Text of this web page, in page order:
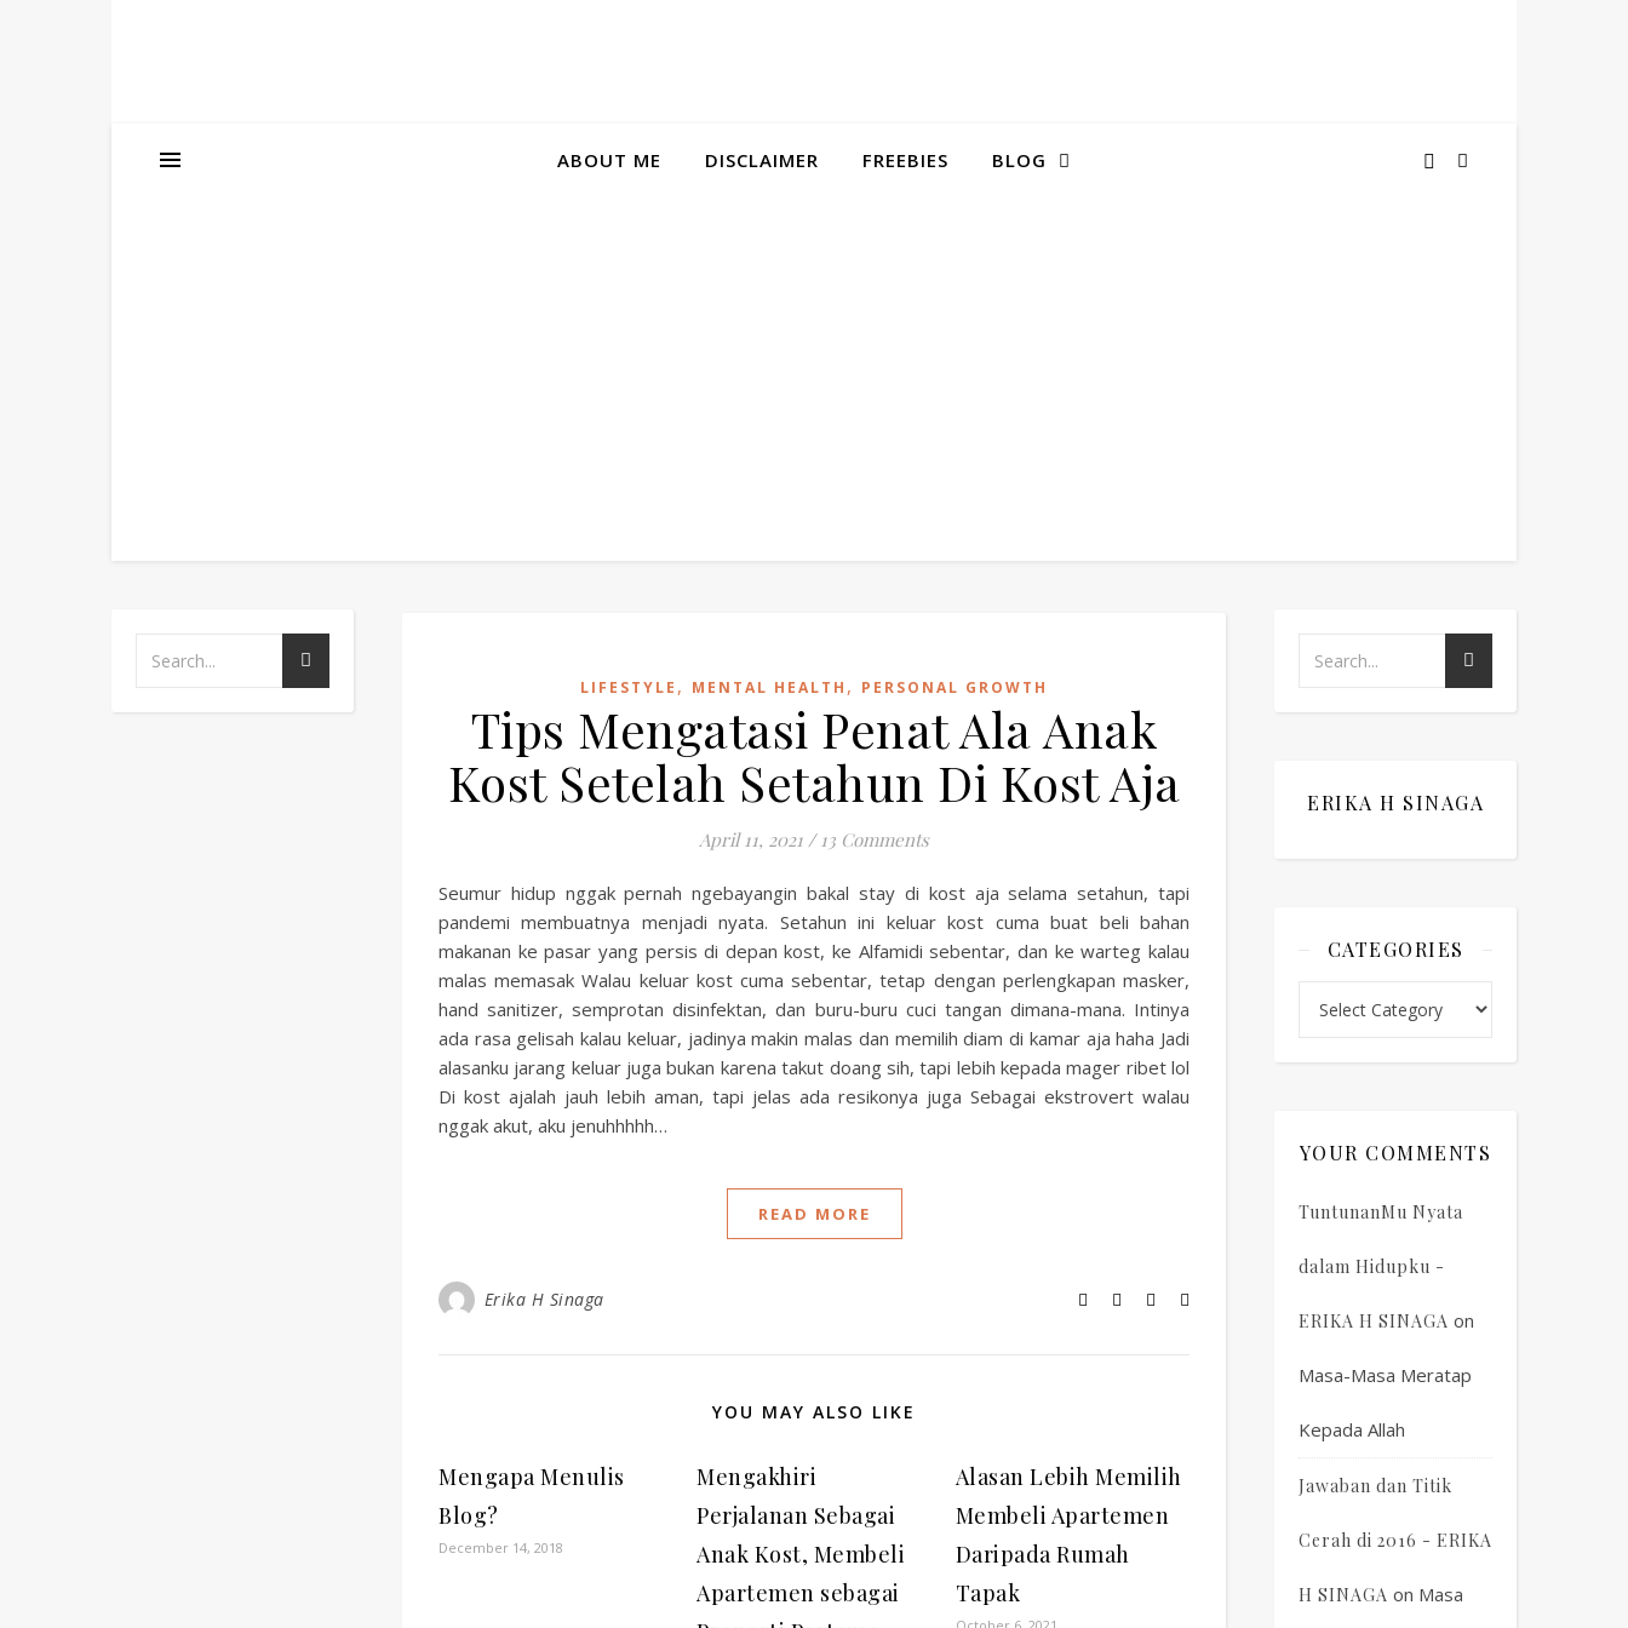
ABOUT ME DISCLAIMER FREEBIES BLOG
LIFESTYLE , MENTAL HEALTH , PERSONAL GROWTH
Tips Mengatasi Penat Ala Anak
Kost Setelah Setahun Di Kost Aja
April 11, 2021 / 13 Comments
Seumur hidup nggak pernah ngebayangin bakal stay di kost aja selama setahun, tapi
pandemi membuatnya menjadi nyata. Setahun ini keluar kost cuma buat beli bahan
makanan ke pasar yang persis di depan kost, ke Alfamidi sebentar, dan ke warteg kalau
malas memasak Walau keluar kost cuma sebentar, tetap dengan perlengkapan masker,
hand sanitizer, semprotan disinfektan, dan buru-buru cuci tangan dimana-mana. Intinya
ada rasa gelisah kalau keluar, jadinya makin malas dan memilih diam di kamar aja haha Jadi
alasanku jarang keluar juga bukan karena takut doang sih, tapi lebih kepada mager ribet lol
Di kost ajalah jauh lebih aman, tapi jelas ada resikonya juga Sebagai ekstrovert walau
nggak akut, aku jenuhhhhh…
READ MORE
Erika H Sinaga
YOU MAY ALSO LIKE
Mengapa Menulis
Blog?
December 14, 2018
Mengakhiri
Perjalanan Sebagai
Anak Kost, Membeli
Apartemen sebagai
Alasan Lebih Memilih
Membeli Apartemen
Daripada Rumah
Tapak
ERIKA H SINAGA
CATEGORIES
YOUR COMMENTS
TuntunanMu Nyata
dalam Hidupku -
ERIKA H SINAGA on
Masa-Masa Meratap
Kepada Allah
Jawaban dan Titik
Cerah di 2016 - ERIKA
H SINAGA on Masa